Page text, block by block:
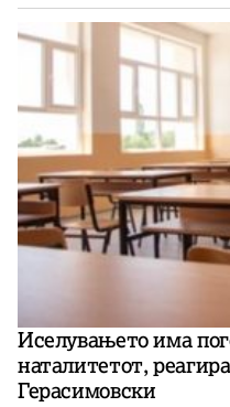
Иселувањето има
наталитетот,
Герасимовски